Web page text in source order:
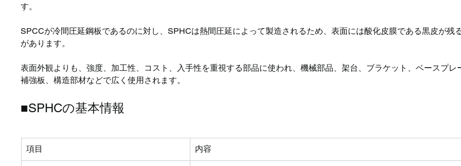
す。
SPCCが冷間圧延鋼板であるのに対し、SPHCは熱間圧延によって製造されるため、表面には酸化皮膜である黒皮が残
があります。
表面外観よりも、強度、加工性、コスト、入手性を重視する部品に使われ、機械部品、架台、ブラケット、ベースプレ
補強板、構造部材などで広く使用されます。
■SPHCの基本情報
項目 内容